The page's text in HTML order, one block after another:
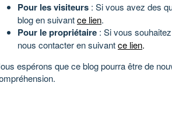
Pour les visiteurs : Si vous avez des
blog en suivantce lien.
Pour le propriétaire : Si vous
nous contacter en suivantce lien.
espérons que ce blog pourra être de